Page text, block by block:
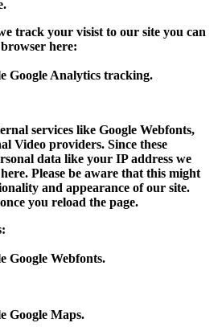
track your visist to our site you can
here:
Google Analytics tracking.
services like Google Webfonts,
Video providers. Since these
data like your IP address we
Please be aware that this might
and appearance of our site.
you reload the page.
Google Webfonts.
Google Maps.